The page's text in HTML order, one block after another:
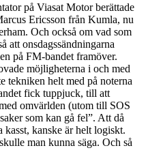
på Viasat Motor berättade
Ericsson från Kumla, nu
Och också om vad som
att onsdagssändningarna
på FM-bandet framöver.
möjligheterna i och med
tekniken helt med på noterna
fick tuppjuck, till att
omvärlden (utom till SOS
som kan gå fel”. Att då
kasst, kanske är helt logiskt.
man kunna säga. Och så